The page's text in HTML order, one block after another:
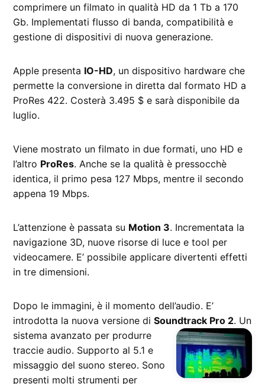
comprimere un filmato in qualità HD da 1 Tb a 170
Gb. Implementati flusso di banda, compatibilità e
gestione di dispositivi di nuova generazione.
Apple presenta IO-HD, un dispositivo hardware che
permette la conversione in diretta dal formato HD a
ProRes 422. Costerà 3.495 $ e sarà disponibile da
luglio.
Viene mostrato un filmato in due formati, uno HD e
l’altro ProRes. Anche se la qualità è pressocchè
identica, il primo pesa 127 Mbps, mentre il secondo
appena 19 Mbps.
L’attenzione è passata su Motion 3. Incrementata la
navigazione 3D, nuove risorse di luce e tool per
videocamere. E’ possibile applicare divertenti effetti
in tre dimensioni.
Dopo le immagini, è il momento dell’audio. E’
introdotta la nuova versione diSoundtrack Pro 2. Un
sistema avanzato per produrre
traccie audio. Supporto al 5.1 e
missaggio del suono stereo. Sono
presenti molti strumenti per